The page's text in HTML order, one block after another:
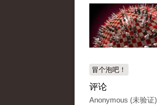
冒个泡吧！
评论
Anonymous (未验证)